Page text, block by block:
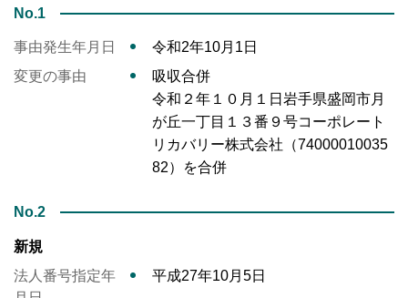
No.1
事由発生年月日
令和2年10月1日
変更の事由
吸収合併
令和２年１０月１日岩手県盛岡市月
が丘一丁目１３番９号コーポレート
リカバリー株式会社（74000010035
82）を合併
No.2
新規
法人番号指定年
平成27年10月5日